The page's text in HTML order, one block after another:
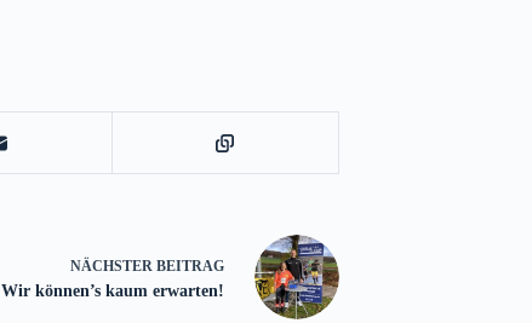
NÄCHSTER BEITRAG
Wir können’s kaum erwarten!